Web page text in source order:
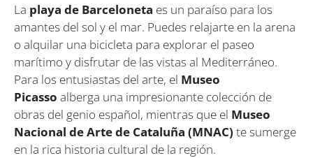
La playa de Barceloneta es un paraíso para los
amantes del sol y el mar. Puedes relajarte en la arena
o alquilar una bicicleta para explorar el paseo
marítimo y disfrutar de las vistas al Mediterráneo.
Para los entusiastas del arte, el Museo
Picasso alberga una impresionante colección de
obras del genio español, mientras que el Museo
Nacional de Arte de Cataluña (MNAC) te sumerge
en la rica historia cultural de la región.